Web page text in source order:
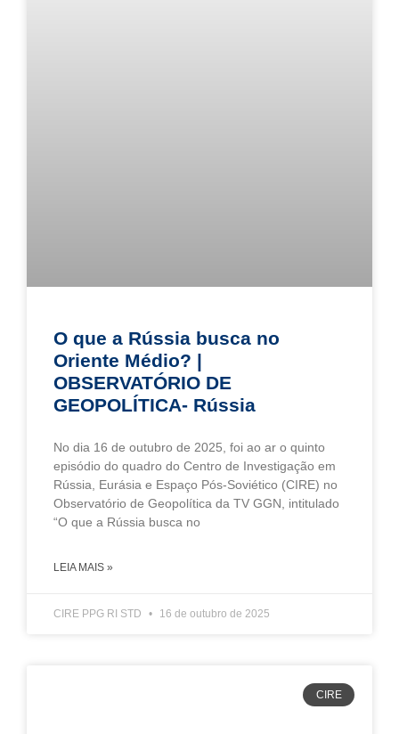
O que a Rússia busca no
Oriente Médio? |
OBSERVATÓRIO DE
GEOPOLÍTICA- Rússia
No dia 16 de outubro de 2025, foi ao ar o quinto
episódio do quadro do Centro de Investigação em
Rússia, Eurásia e Espaço Pós-Soviético (CIRE) no
Observatório de Geopolítica da TV GGN, intitulado
“O que a Rússia busca no
LEIA MAIS »
CIRE PPG RI STD 16 de outubro de 2025
CIRE